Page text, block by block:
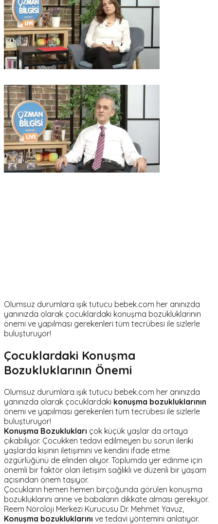
Olumsuz durumlara ışık tutucu bebek.com her anınızda
yanınızda olarak çocuklardaki konuşma bozukluklarının
önemi ve yapılması gerekenleri tüm tecrübesi ile sizlerle
buluşturuyor!
Çocuklardaki Konuşma
Bozukluklarının Önemi
Olumsuz durumlara ışık tutucu bebek.com her anınızda
yanınızda olarak çocuklardaki konuşma bozukluklarının
önemi ve yapılması gerekenleri tüm tecrübesi ile sizlerle
buluşturuyor!
Konuşma Bozuklukları çok küçük yaşlar da ortaya
çıkabiliyor. Çocukken tedavi edilmeyen bu sorun ileriki
yaşlarda kişinin iletişimini ve kendini ifade etme
özgürlüğünü de elinden alıyor. Toplumda yer edinme için
önemli bir faktör olan iletişim sağlıklı ve düzenli bir yaşam
açısından önem taşıyor.
Çocukların hemen hemen birçoğunda görülen konuşma
bozukluklarını anne ve babaların dikkate alması gerekiyor.
Reem Nöroloji Merkezi Kurucusu Dr. Mehmet Yavuz,
Konuşma bozukluklarını ve tedavi yöntemini anlatıyor.